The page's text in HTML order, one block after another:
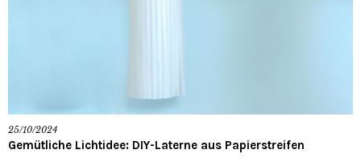
25/10/2024
Gemütliche Lichtidee: DIY-Laterne aus Papierstreifen